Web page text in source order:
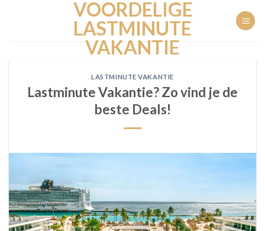
VOORDELIGE
LASTMINUTE
VAKANTIE
LASTMINUTE VAKANTIE
Lastminute Vakantie? Zo vind je de
beste Deals!